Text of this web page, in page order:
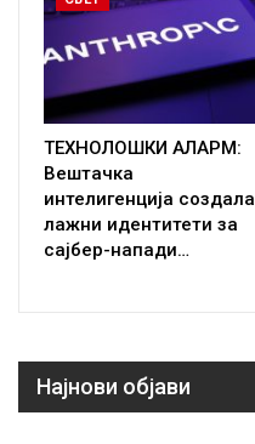
ТЕХНОЛОШКИ АЛАРМ:
Вештачка
интелигенција создала
лажни идентитети за
сајбер-напади…
Најнови објави